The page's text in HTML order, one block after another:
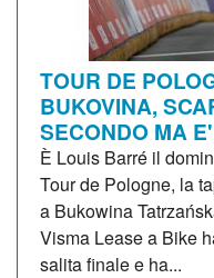
TOUR DE
BUKOVINA,
SECONDO MA
È Louis Barré il
Tour de Pologne, la
a Bukowina
Visma Lease a Bike
salita finale e ha...